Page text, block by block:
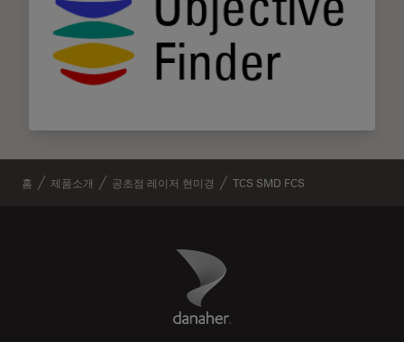
홈 제품소개 공초점 레이저 현미경 TCS SMD FCS
Danaher Logo